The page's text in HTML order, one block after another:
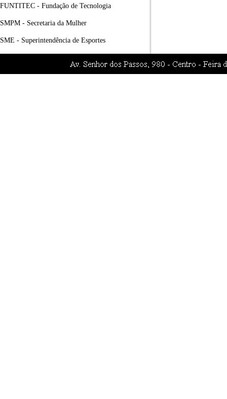
FUNTITEC - Fundação de Tecnologia
SMPM - Secretaria da Mulher
SME - Superintendência de Esportes